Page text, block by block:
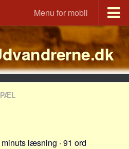
Menu for mobil
minuts læsning · 91 ord